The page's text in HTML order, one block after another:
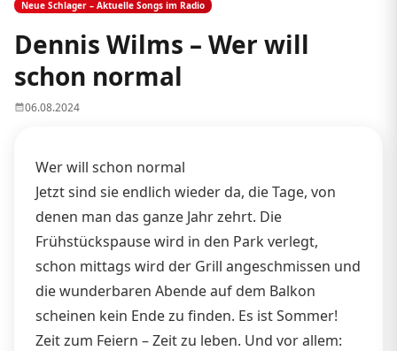
Neue Schlager – Aktuelle Songs im Radio
Dennis Wilms – Wer will
schon normal
06.08.2024
Wer will schon normal
Jetzt sind sie endlich wieder da, die Tage, von
denen man das ganze Jahr zehrt. Die
Frühstückspause wird in den Park verlegt,
schon mittags wird der Grill angeschmissen und
die wunderbaren Abende auf dem Balkon
scheinen kein Ende zu finden. Es ist Sommer!
Zeit zum Feiern – Zeit zu leben. Und vor allem: